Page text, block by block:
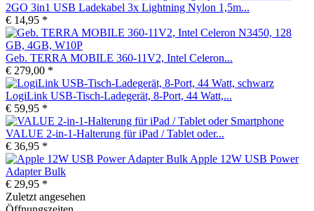
2GO 3in1 USB Ladekabel 3x Lightning Nylon 1,5m...
€ 14,95 *
Geb. TERRA MOBILE 360-11V2, Intel Celeron...
€ 279,00 *
LogiLink USB-Tisch-Ladegerät, 8-Port, 44 Watt,...
€ 59,95 *
VALUE 2-in-1-Halterung für iPad / Tablet oder...
€ 36,95 *
Apple 12W USB Power
Adapter Bulk
€ 29,95 *
Zuletzt angesehen